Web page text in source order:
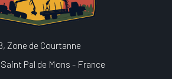
Zone de Courtanne
Pal de Mons - France